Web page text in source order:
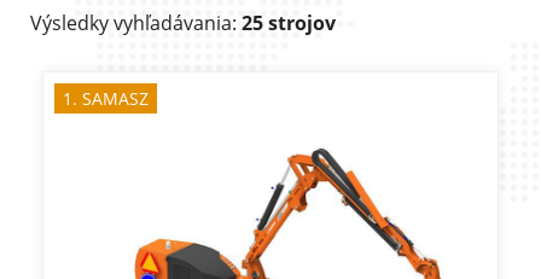
Výsledky vyhľadávania: 25 strojov
1. SAMASZ